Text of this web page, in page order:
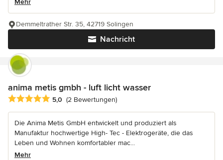
Mehr
Nachricht
Demmeltrather Str. 35, 42719 Solingen
anima metis gmbh - luft licht wasser
Durchschnittliche Bewertung: 5 von 5 Sternen
5,0 (2 Bewertungen)
Die Anima Metis GmbH entwickelt und produziert als
Manufaktur hochwertige High- Tec - Elektrogeräte, die das
Leben und Wohnen komfortabler mac...
Mehr